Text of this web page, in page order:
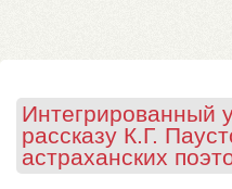
Интегрированный
рассказу К.Г.
астраханских